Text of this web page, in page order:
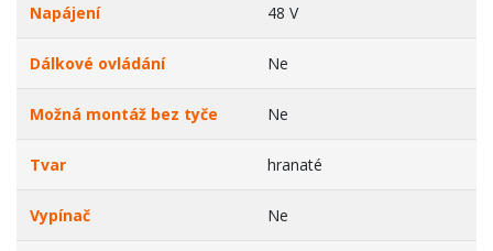
Napájení 48 V
Dálkové ovládání Ne
Možná montáž bez tyče Ne
Tvar hranaté
Vypínač Ne